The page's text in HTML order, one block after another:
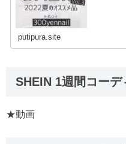
putipura.site
SHEIN 1週間コーデ
★動画